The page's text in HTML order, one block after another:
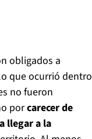
obligados a
que ocurrió dentro
no fueron
porcarecer de
llegar a la